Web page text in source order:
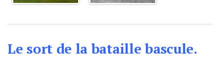
Le sort de la bataille bascule.